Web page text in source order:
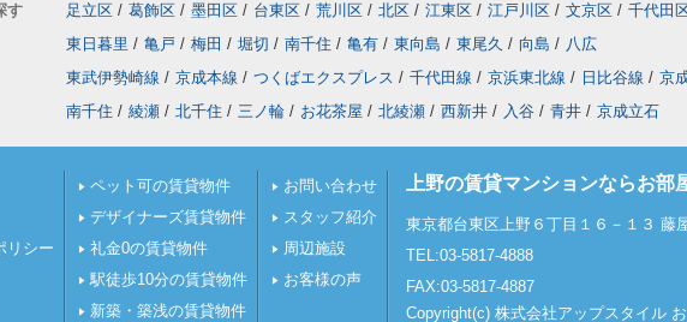
す 足立区 / 葛飾区 / 墨田区 / 台東区 / 荒川区 / 北区 / 江東区 / 江戸川区 / 文京区 / 千代田
東日暮里 / 亀戸 / 梅田 / 堀切 / 南千住 / 亀有 / 東向島 / 東尾久 / 向島 / 八広
東武伊勢崎線 / 京成本線 / つくばエクスプレス / 千代田線 / 京浜東北線 / 日比谷線 / 京
南千住 / 綾瀬 / 北千住 / 三ノ輪 / お花茶屋 / 北綾瀬 / 西新井 / 入谷 / 青井 / 京成立石
リシー
ペット可の賃貸物件
デザイナーズ賃貸物件
礼金0の賃貸物件
駅徒歩10分の賃貸物件
新築・築浅の賃貸物件
お問い合わせ
スタッフ紹介
周辺施設
お客様の声
上野の賃貸マンションならお部
東京都台東区上野６丁目１６－１３ 藤
TEL:03-5817-4888
FAX:03-5817-4887
Copyright(c) 株式会社アップスタイル